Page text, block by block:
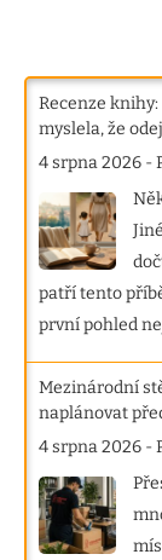
Recenze
myslela, že
4 srpna 2026 -
patří tento
první pohled
Mezinárodní
naplánovat
4 srpna 2026 -